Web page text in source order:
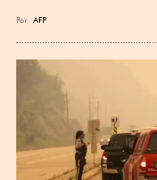
Por AFP